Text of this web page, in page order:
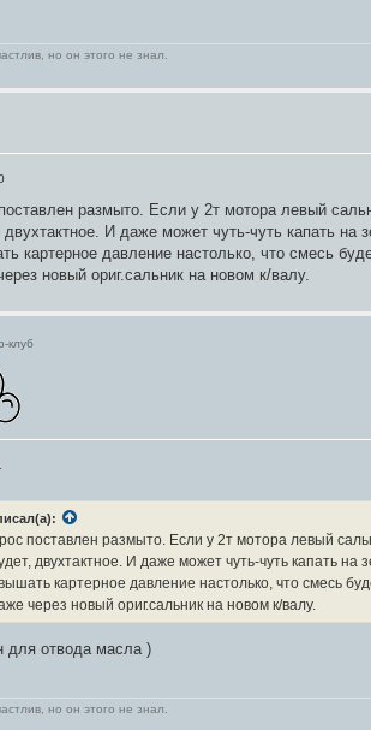
но он этого не знал.
размыто. Если у 2т мотора левый
двухтактное. И даже может чуть-чуть капать
картерное давление настолько, что смесь
новый ориг.сальник на новом к/валу.
клуб
поставлен размыто. Если у 2т мотора левый
двухтактное. И даже может чуть-чуть капать
картерное давление настолько, что смесь
через новый ориг.сальник на новом к/валу.
для отвода масла )
но он этого не знал.